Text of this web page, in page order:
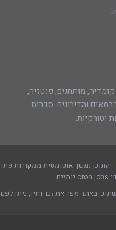
מותחנים, פנטזיה,
והדירוגים. סדרות
וטורקיות.
באתר מפר את זכויותיו, ניתן